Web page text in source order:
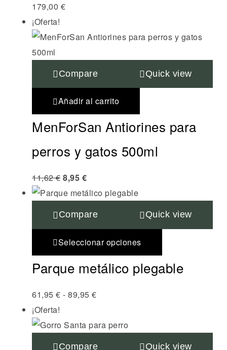
179,00 €
¡Oferta!
Compare Quick view
Añadir al carrito
MenForSan Antiorines para
perros y gatos 500ml
11,62€8,95 €
Compare Quick view
Seleccionar opciones
Parque metálico plegable
61,95 € - 89,95 €
¡Oferta!
Compare Quick view